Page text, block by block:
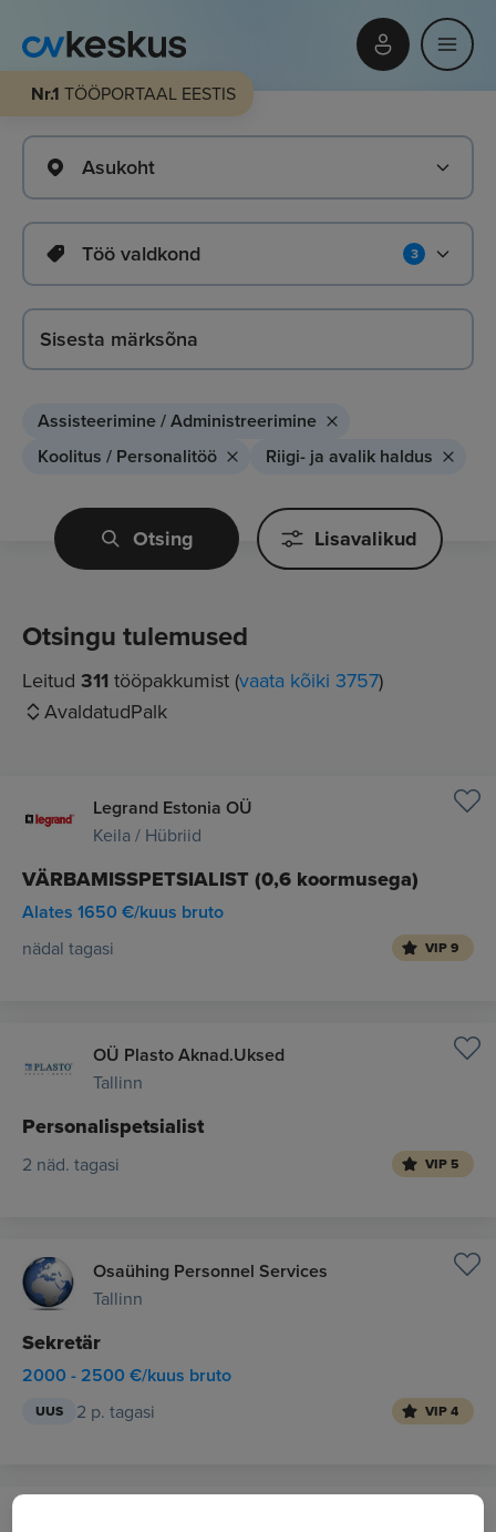
Nr.1 TÖÖPORTAAL EESTIS
Asukoht
Töö valdkond 3
Assisteerimine / Administreerimine
Koolitus / Personalitöö
Riigi- ja avalik haldus
Otsing Lisavalikud
Otsingu tulemused
Leitud 311 tööpakkumist (vaata kõiki 3757)
AvaldatudPalk
Legrand Estonia OÜ
Keila / Hübriid
VÄRBAMISSPETSIALIST (0,6 koormusega)
Alates 1650 €/kuus bruto
nädal tagasi VIP 9
OÜ Plasto Aknad.Uksed
Tallinn
Personalispetsialist
2 näd. tagasi VIP 5
Osaühing Personnel Services
Tallinn
Sekretär
2000 - 2500 €/kuus bruto
UUS 2 p. tagasi VIP 4